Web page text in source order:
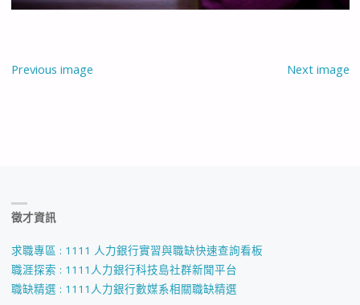
Previous image Next image
徵才資訊
求職專區 : 1111 人力銀行實習與職缺快速查詢看板
職涯探索 : 1111人力銀行科技島社群新聞平台
職缺精選 : 1111人力銀行數媒系相關職缺精選